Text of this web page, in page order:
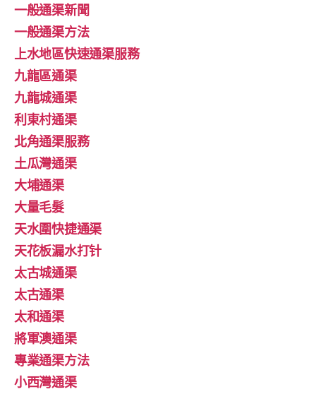
一般通渠新聞
一般通渠方法
上水地區快速通渠服務
九龍區通渠
九龍城通渠
利東村通渠
北角通渠服務
土瓜灣通渠
大埔通渠
大量毛髮
天水圍快捷通渠
天花板漏水打针
太古城通渠
太古通渠
太和通渠
將軍澳通渠
專業通渠方法
小西灣通渠